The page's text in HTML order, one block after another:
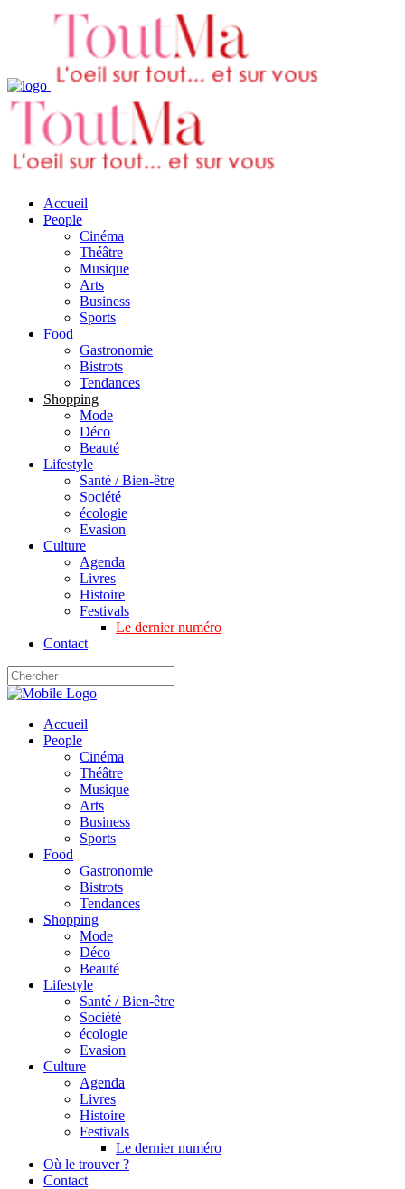
Accueil
People
Cinéma
Théâtre
Musique
Arts
Business
Sports
Food
Gastronomie
Bistrots
Tendances
Shopping
Mode
Déco
Beauté
Lifestyle
Santé / Bien-être
Société
écologie
Evasion
Culture
Agenda
Livres
Histoire
Festivals
Le dernier numéro
Contact
Accueil
People
Cinéma
Théâtre
Musique
Arts
Business
Sports
Food
Gastronomie
Bistrots
Tendances
Shopping
Mode
Déco
Beauté
Lifestyle
Santé / Bien-être
Société
écologie
Evasion
Culture
Agenda
Livres
Histoire
Festivals
Le dernier numéro
Où le trouver ?
Contact